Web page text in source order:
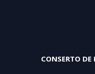
CONSERTO